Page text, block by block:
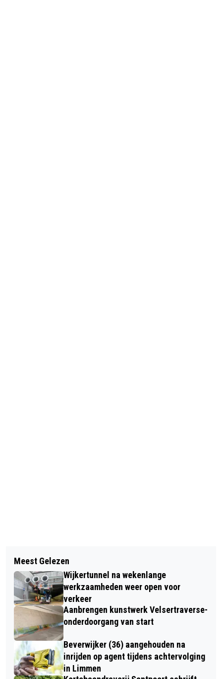
MUSEUM KENNEMERLAND NA
VERBOUWING TOEGANKELIJKER,
DUURZAMER EN BETER VOOR
COLLECTIE
GEBOORTEN, HUWELIJKEN EN
GEREGISTREERD PARTNERSCHAPPEN
EN OVERLIJDENS
Meest Gelezen
Wijkertunnel na wekenlange
werkzaamheden weer open voor
verkeer
Aanbrengen kunstwerk Velsertraverse-
onderdoorgang van start
Beverwijker (36) aangehouden na
inrijden op agent tijdens achtervolging
in Limmen